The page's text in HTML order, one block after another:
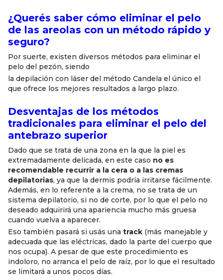
¿Querés saber cómo eliminar el pelo
de las areolas con un método rápido y
seguro?
Por suerte, existen diversos métodos para eliminar el
pelo del pezón, siendo
la depilación con láser del método Candela el único el
que ofrece los mejores resultados a largo plazo.
Desventajas de los métodos
tradicionales para eliminar el pelo del
antebrazo superior
Dado que se trata de una zona en la que la piel es
extremadamente delicada, en este caso no es
recomendable recurrir a la cera o a las cremas
depilatorias, ya que la dermis podría irritarse fácilmente.
Además, en lo referente a la crema, no se trata de un
sistema depilatorio, si no de corte, por lo que el pelo no
deseado adquirirá una apariencia mucho más gruesa
cuando vuelva a aparecer.
Eso también pasará si usás una track (más manejable y
adecuada que las eléctricas, dado la parte del cuerpo que
nos ocupa). A pesar de que este procedimiento es
indoloro, no arranca el pelo de raíz, por lo que el resultado
se limitará a unos pocos días.